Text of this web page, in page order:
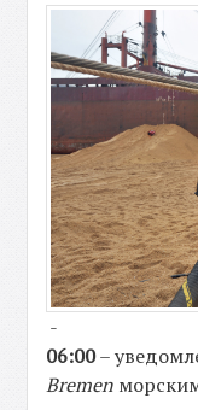
-
06:00–
Bremen